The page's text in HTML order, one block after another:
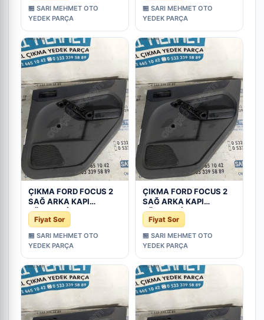
🏪 SARI MEHMET OTO
YEDEK PARÇA
🏪 SARI MEHMET OTO
YEDEK PARÇA
ÇIKMA FORD FOCUS 2
SAĞ ARKA KAPI
DÖŞEMESİ - Konya
Çıkma Parça
Fiyat Sor
🏪 SARI MEHMET OTO
YEDEK PARÇA
ÇIKMA FORD FOCUS 2
SAĞ ARKA KAPI
DÖŞEMESİ - Konya
Çıkma Parça
Fiyat Sor
🏪 SARI MEHMET OTO
YEDEK PARÇA